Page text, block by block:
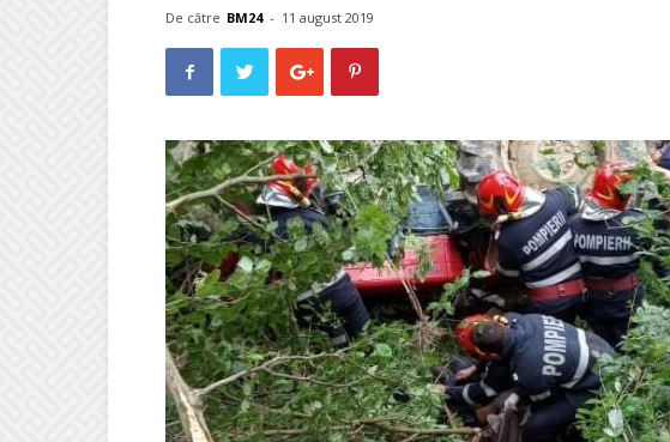
De către BM24 - 11 august 2019